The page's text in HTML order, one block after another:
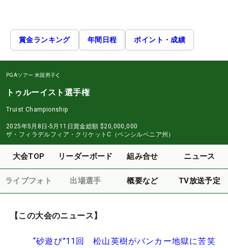
賞金ランキング 年間日程 ポイント・成績
PGAツアー 米国男子
トゥルーイスト選手権
Truist Championship
2025年5月8日-5月11日賞金総額 $20,000,000
ザ・フィラデルフィア・クリケットC（ペンシルベニア州）
大会TOP リーダーボード 組み合せ ニュース
ライブフォト 出場選手 概要など TV放送予定
【この大会のニュース】
“砂遊び”11回 松山英樹がバンカー地獄に苦笑